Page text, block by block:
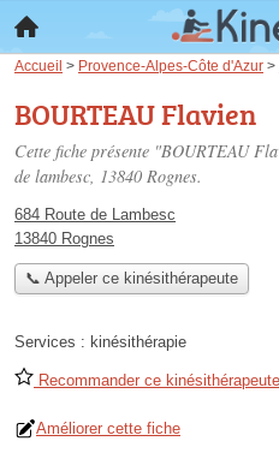
Accueil > Provence-Alpes-Côte d'Azur >
BOURTEAU Flavien
Cette fiche présente "BOURTEAU
de lambesc, 13840 Rognes.
684 Route de Lambesc
13840 Rognes
📞 Appeler ce kinésithérapeute
Services : kinésithérapie
Recommander ce kinésithérapeute
Améliorer cette fiche